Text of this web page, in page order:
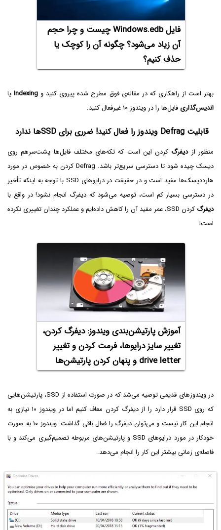
فایل Windows.edb چیست و چرا حجم
آن زیاد می‌شود؟ چگونه آن را کوچک یا
حذف کنیم؟
بهتر است از راهکاری که در مقاله‌ی فوق مطرح شده پیروی کنید و Indexingیا
اندیس‌گذاری فایل‌ها را در ویندوز ۱۰ غیرفعال کنید.
قابلیت Defrag ویندوز را فعال کنید! ضرری برای SSDها ندارد
منظور ازدیفرگ کردن این است که تکه‌های مختلف فایل‌ها پشت‌سر‌هم روی
دیسک چیده شود تا دسترسی سریع‌تر باشد. Defrag کردن به خصوص در مورد
هارددیسک‌ها مفید است و در حقیقت در درایوهای SSD با توجه به اینکه تأخیر
در دسترسی بسیار کم است، توصیه می‌شود که دیفرگ انجام نشود! در واقع با
دیفرگ
کردن SSD، عمر مفید آن را کاهش داده‌ایم و عملکرد چندان تغییری نکرده
است!
آموزش پارتیشن‌بندی ویندوز: دیفرگ کردن،
تغییر سایز درایوها، فرمت کردن و تغییر
drive letter و پنهان کردن پارتیشن‌ها
در ویندوزهای قدیمی توصیه می‌شد که در صورت استفاده از SSD، پارتیشن‌هایی
که روی SSD قرار دارد را از دیفرگ کردن معاف کنیم اما در ویندوز ۱۰ نیازی به
انجام این کار نیست و می‌توان دیفرگ را فعال باقی گذاشت. ویندوز ۱۰ به صورت
خودکار در مورد درایوهای SSD و پارتیشن‌های مربوطه تصمیم‌گیری می‌کند و با
فاصله‌ی زمانی بیشتر این کار را انجام می‌دهد.